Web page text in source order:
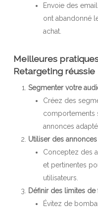
Envoie des
ont abandonné
achat.
Meilleures
Retargeting réussie
Segmenter votre
Créez des
comportements
annonces
Utiliser des
Conceptez des
et pertinentes
utilisateurs.
Définir des limites de
Évitez de